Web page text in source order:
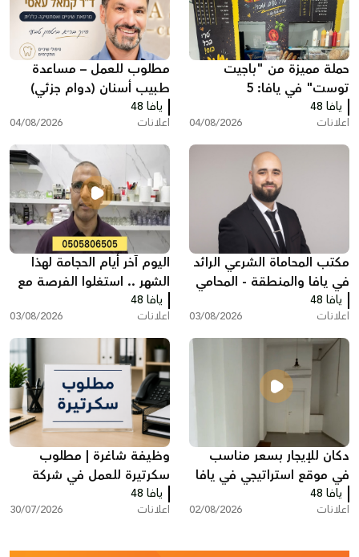
حملة مميزة من "باجيت
توست" في يافا: 5
ساندويشات باجيت مع
شيبس وكولا بـ200 شيكل
يافا 48
اعلانات 04/08/2026
مطلوب للعمل – مساعدة
طبيب أسنان (دوام جزئي)
يافا 48
اعلانات 04/08/2026
مكتب المحاماة الشرعي الرائد
في يافا والمنطقة - المحامي
عبد الفتاح محمد زبدة
يافا 48
اعلانات 03/08/2026
اليوم آخر أيام الحجامة لهذا
الشهر .. استغلوا الفرصة مع
مركز سريس
يافا 48
اعلانات 03/08/2026
دكان للإيجار بسعر مناسب
في موقع استراتيجي في يافا
يافا 48
اعلانات 02/08/2026
وظيفة شاغرة | مطلوب
سكرتيرة للعمل في شركة
بمدينة ريشون لتسيون
يافا 48
اعلانات 30/07/2026